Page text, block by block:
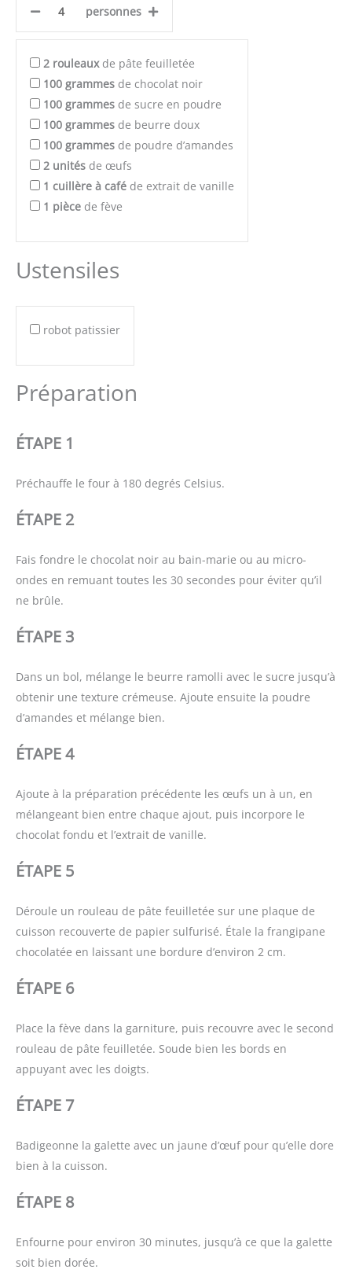
personnes
2 rouleauxde pâte feuilletée
100 grammes de chocolat noir
100 grammes de sucre en poudre
100 grammes de beurre doux
100 grammes de poudre d’amandes
2 unités de œufs
1 cuillère à café de extrait de vanille
1 pièce de fève
Ustensiles
robot patissier
Préparation
ÉTAPE 1
Préchauffe le four à 180 degrés Celsius.
ÉTAPE 2
Fais fondre le chocolat noir au bain-marie ou au micro-
ondes en remuant toutes les 30 secondes pour éviter qu’il
ne brûle.
ÉTAPE 3
Dans un bol, mélange le beurre ramolli avec le sucre jusqu’à
obtenir une texture crémeuse. Ajoute ensuite la poudre
d’amandes et mélange bien.
ÉTAPE 4
Ajoute à la préparation précédente les œufs un à un, en
mélangeant bien entre chaque ajout, puis incorpore le
chocolat fondu et l’extrait de vanille.
ÉTAPE 5
Déroule un rouleau de pâte feuilletée sur une plaque de
cuisson recouverte de papier sulfurisé. Étale la frangipane
chocolatée en laissant une bordure d’environ 2 cm.
ÉTAPE 6
Place la fève dans la garniture, puis recouvre avec le second
rouleau de pâte feuilletée. Soude bien les bords en
appuyant avec les doigts.
ÉTAPE 7
Badigeonne la galette avec un jaune d’œuf pour qu’elle dore
bien à la cuisson.
ÉTAPE 8
Enfourne pour environ 30 minutes, jusqu’à ce que la galette
soit bien dorée.